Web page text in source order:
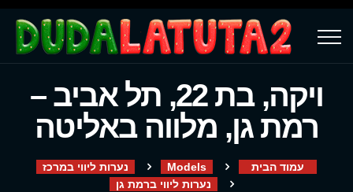
ויקה, בת 22, תל אביב –
רמת גן, מלווה באליטה
עמוד הבית Models
נערות ליווי במרכז
נערות ליווי ברמת גן